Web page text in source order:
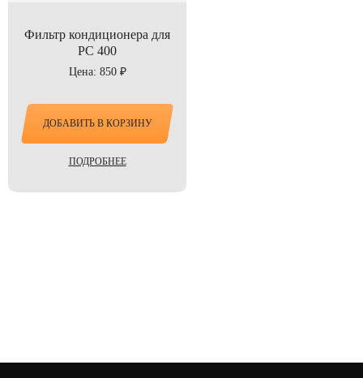
Фильтр кондиционера для
PC 400
Цена: 850 ₽
ДОБАВИТЬ В КОРЗИНУ
ПОДРОБНЕЕ